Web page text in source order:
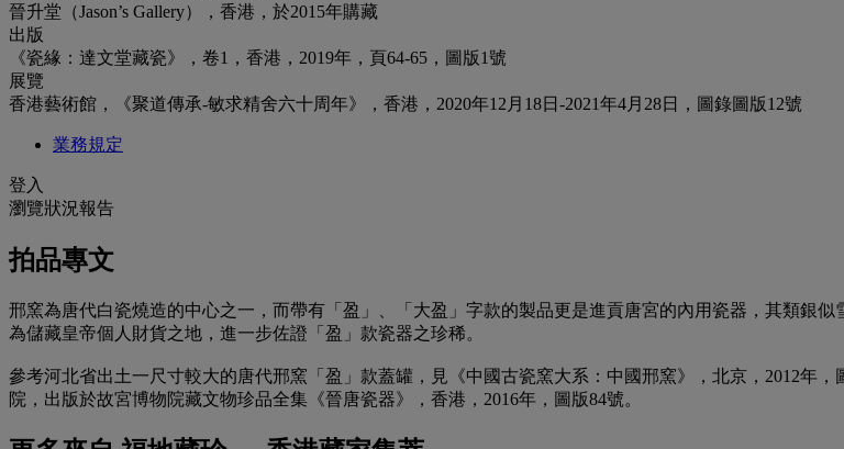
晉升堂（Jason’s Gallery），香港，於2015年購藏
出版
《瓷緣：達文堂藏瓷》，卷1，香港，2019年，頁64-65，圖版1號
展覽
香港藝術館，《聚道傳承-敏求精舍六十周年》，香港，2020年12月18日-2021年4月28日，圖錄圖版12號
業務規定
登入
瀏覽狀況報告
拍品專文
邢窯為唐代白瓷燒造的中心之一，而帶有「盈」、「大盈」字款的製品更是進貢唐宮的內用瓷器，其類銀
為儲藏皇帝個人財貨之地，進一步佐證「盈」款瓷器之珍稀。
參考河北省出土一尺寸較大的唐代邢窯「盈」款蓋罐，見《中國古瓷窯大系：中國邢窯》，北京，2012年
院，出版於故宮博物院藏文物珍品全集《晉唐瓷器》，香港，2016年，圖版84號。